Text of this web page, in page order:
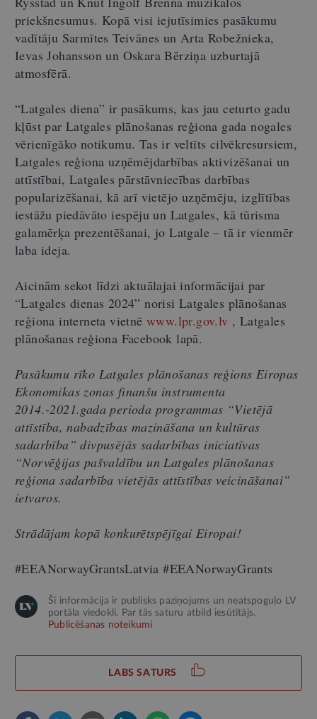
priekšnesumus. Kopā visi iejutīsimies pasākumu
vadītāju Sarmītes Teivānes un Arta Robežnieka,
Ievas Johansson un Oskara Bērziņa uzburtajā
atmosfērā.
“Latgales diena” ir pasākums, kas jau ceturto gadu
kļūst par Latgales plānošanas reģiona gada nogales
vērienīgāko notikumu. Tas ir veltīts cilvēkresursiem,
Latgales reģiona uzņēmējdarbības aktivizēšanai un
attīstībai, Latgales pārstāvniecības darbības
popularizēšanai, kā arī vietējo uzņēmēju, izglītības
iestāžu piedāvāto iespēju un Latgales, kā tūrisma
galamērķa prezentēšanai, jo Latgale – tā ir vienmēr
laba ideja.
Aicinām sekot līdzi aktuālajai informācijai par
“Latgales dienas 2024” norisi Latgales plānošanas
reģiona interneta vietnē www.lpr.gov.lv , Latgales
plānošanas reģiona Facebook lapā.
Pasākumu rīko Latgales plānošanas reģions Eiropas
Ekonomikas zonas finanšu instrumenta
2014.-2021.gada perioda programmas “Vietējā
attīstība, nabadzības mazināšana un kultūras
sadarbība” divpusējās sadarbības iniciatīvas
“Norvēģijas pašvaldību un Latgales plānošanas
reģiona sadarbība vietējās attīstības veicināšanai”
ietvaros.
Strādājam kopākonkurētspējīgai Eiropai!
#EEANorwayGrantsLatvia #EEANorwayGrants
Šī informācija ir publisks paziņojums un neatspoguļo LV
portāla viedokli. Par tās saturu atbild iesūtītājs.
Publicēšanas noteikumi
LABS SATURS